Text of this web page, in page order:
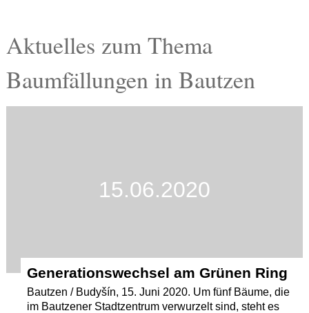
Kultur
Termine
Aktuelles zum Thema
Baumfällungen in Bautzen
15.06.2020
Generationswechsel am Grünen Ring
Bautzen / Budyšín, 15. Juni 2020. Um fünf Bäume, die
im Bautzener Stadtzentrum verwurzelt sind, steht es